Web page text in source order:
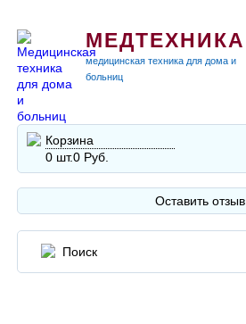
МЕДТЕХНИКА
медицинская техника для дома и
больниц
Корзина
0 шт.0 Руб.
Оставить отзыв